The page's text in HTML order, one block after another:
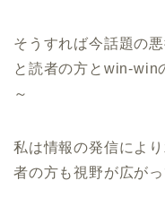
そうすれば今話題の
と読者の方とwin-win
～
私は情報の発信によ
者の方も視野が広が